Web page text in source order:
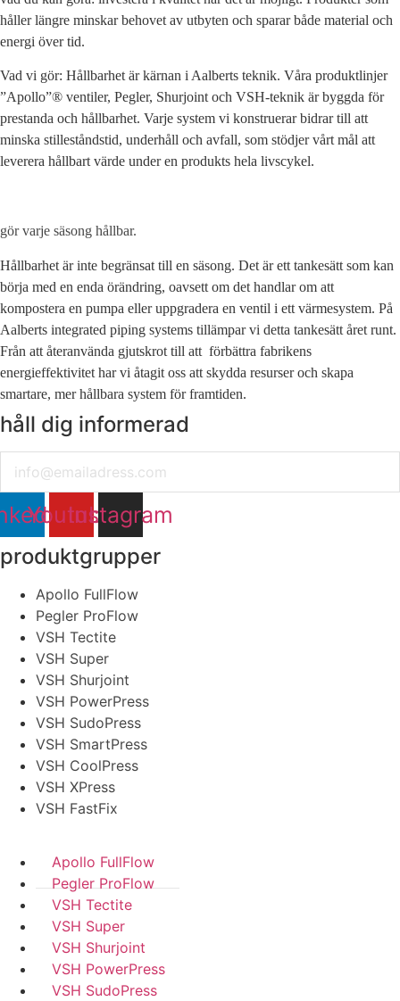
håller längre minskar behovet av utbyten och sparar både material och
energi över tid.
Vad vi gör: Hållbarhet är kärnan i Aalberts teknik. Våra produktlinjer
”Apollo”® ventiler, Pegler, Shurjoint och VSH-teknik är byggda för
prestanda och hållbarhet. Varje system vi konstruerar bidrar till att
minska stilleståndstid, underhåll och avfall, som stödjer vårt mål att
leverera hållbart värde under en produkts hela livscykel.
gör varje säsong hållbar.
Hållbarhet är inte begränsat till en säsong. Det är ett tankesätt som kan
börja med en enda örändring, oavsett om det handlar om att
kompostera en pumpa eller uppgradera en ventil i ett värmesystem. På
Aalberts integrated piping systems tillämpar vi detta tankesätt året runt.
Från att återanvända gjutskrot till att förbättra fabrikens
energieffektivitet har vi åtagit oss att skydda resurser och skapa
smartare, mer hållbara system för framtiden.
håll dig informerad
Youtube
Instagram
produktgrupper
Apollo FullFlow
Pegler ProFlow
VSH Tectite
VSH Super
VSH Shurjoint
VSH PowerPress
VSH SudoPress
VSH SmartPress
VSH CoolPress
VSH XPress
VSH FastFix
Apollo FullFlow
Pegler ProFlow
VSH Tectite
VSH Super
VSH Shurjoint
VSH PowerPress
VSH SudoPress